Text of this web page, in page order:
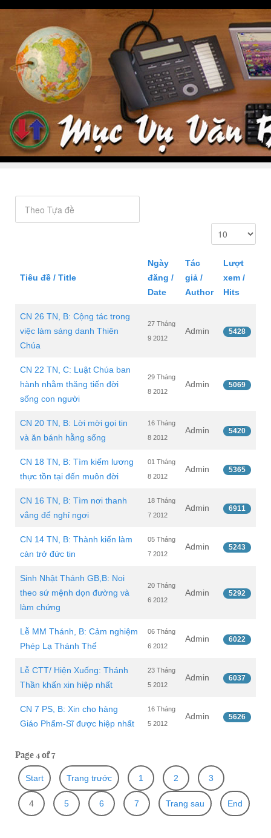
Tiêu đề / Title
Ngày
đăng /
Date
Tác
giả /
Author
Lượt
xem /
Hits
CN 26 TN, B: Cộng tác trong
việc làm sáng danh Thiên
Chúa
27 Tháng
9 2012
Admin 5428
CN 22 TN, C: Luật Chúa ban
hành nhằm thăng tiến đời
sống con người
29 Tháng
8 2012
Admin 5069
CN 20 TN, B: Lời mời gọi tin
và ăn bánh hằng sống
16 Tháng
8 2012
Admin 5420
CN 18 TN, B: Tìm kiếm lương
thực tồn tại đến muôn đời
01 Tháng
8 2012
Admin 5365
CN 16 TN, B: Tìm nơi thanh
vắng để nghỉ ngơi
18 Tháng
7 2012
Admin 6911
CN 14 TN, B: Thành kiến làm
cản trở đức tin
05 Tháng
7 2012
Admin 5243
Sinh Nhật Thánh GB,B: Noi
theo sứ mệnh dọn đường và
làm chứng
20 Tháng
6 2012
Admin 5292
Lễ MM Thánh, B: Cảm nghiệm
Phép Lạ Thánh Thể
06 Tháng
6 2012
Admin 6022
Lễ CTT/ Hiện Xuống: Thánh
Thần khấn xin hiệp nhất
23 Tháng
5 2012
Admin 6037
CN 7 PS, B: Xin cho hàng
Giáo Phẩm-Sĩ được hiệp nhất
16 Tháng
5 2012
Admin 5626
Page 4 of 7
Start Trang trước 1 2 3
4 5 6 7 Trang sau End